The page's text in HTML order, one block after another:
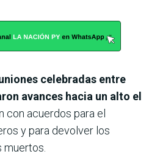
celebradas entre
avances hacia un alto el
con acuerdos para el
y para devolver los